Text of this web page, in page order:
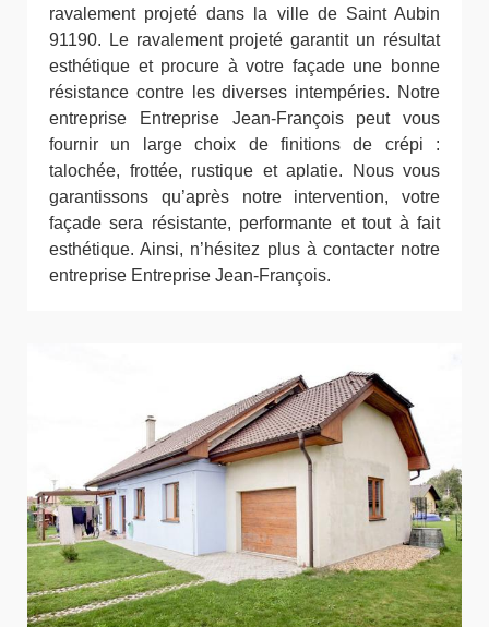
ravalement projeté dans la ville de Saint Aubin
91190. Le ravalement projeté garantit un résultat
esthétique et procure à votre façade une bonne
résistance contre les diverses intempéries. Notre
entreprise Entreprise Jean-François peut vous
fournir un large choix de finitions de crépi :
talochée, frottée, rustique et aplatie. Nous vous
garantissons qu’après notre intervention, votre
façade sera résistante, performante et tout à fait
esthétique. Ainsi, n’hésitez plus à contacter notre
entreprise Entreprise Jean-François.